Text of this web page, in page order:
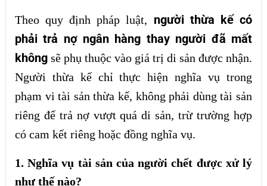
Theo quy định pháp luật, người thừa kế có
phải trả nợ ngân hàng thay người đã mất
khôngsẽ phụ thuộc vào giá trị di sản được nhận.
Người thừa kế chỉ thực hiện nghĩa vụ trong
phạm vi tài sản thừa kế, không phải dùng tài sản
riêng để trả nợ vượt quá di sản, trừ trường hợp
có cam kết riêng hoặc đồng nghĩa vụ.
1. Nghĩa vụ tài sản của người chết được xử lý
như thế nào?